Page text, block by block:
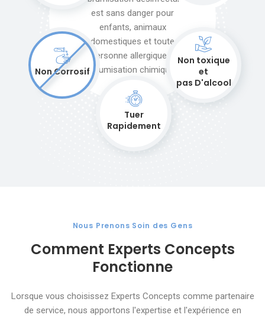
Non toxique
et
pas D'alcool
Tuer
Rapidement
Non Corrosif
est sans danger pour
enfants, animaux
domestiques et toute
personne allergique à
brumisation chimique
Nous Prenons Soin des Gens
Comment Experts Concepts
Fonctionne
Lorsque vous choisissez Experts Concepts comme partenaire
de service, nous apportons l'expertise et l'expérience en